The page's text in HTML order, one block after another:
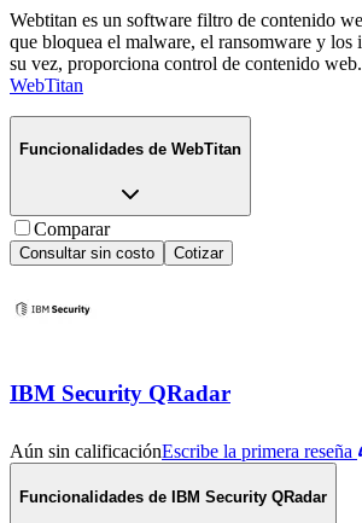
Webtitan es un software filtro de contenido
que bloquea el malware, el ransomware y los
su vez, proporciona control de contenido web.
WebTitan
Funcionalidades de WebTitan
Comparar
Consultar sin costo Cotizar
IBM Security QRadar
Aún sin calificaciónEscribe la primera reseña
Funcionalidades de IBM Security QRadar